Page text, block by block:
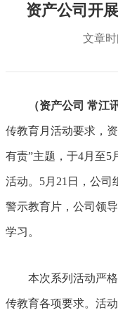
资产公司开
文章时
（资产公司 常江
传教育月活动要求，
有责”主题，于4月至5
活动。5月21日，公司
警示教育片，公司领
学习。
本次系列活动严
传教育各项要求。活